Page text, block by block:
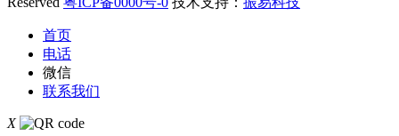
首页
电话
微信
联系我们
X